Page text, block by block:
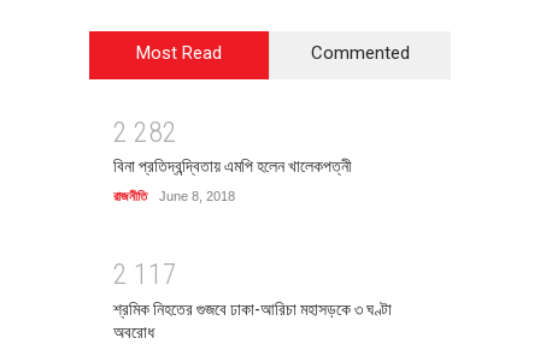
Most Read Commented
2 282
বিনা প্রতিদ্বন্দ্বিতায় এমপি হলেন খালেকপত্নী
রাজনীতি June 8, 2018
2 1 1 7
শ্রমিক নিহতের গুজবে ঢাকা-আরিচা মহাসড়কে ৩ ঘণ্টা
অবরোধ